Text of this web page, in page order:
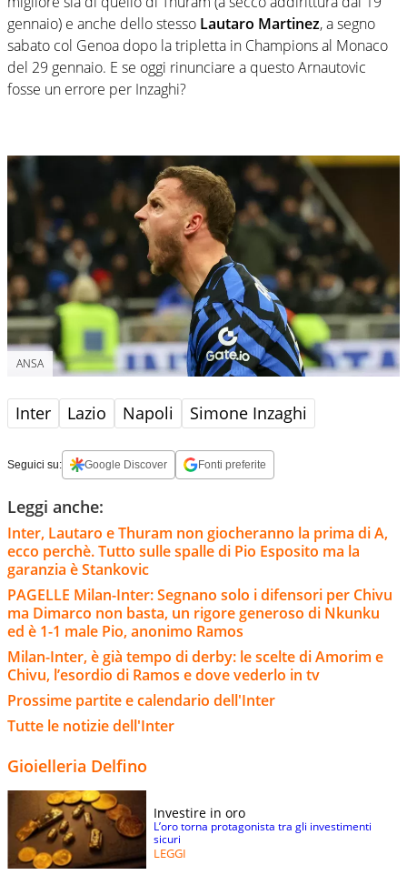
gennaio) e anche dello stesso Lautaro Martinez, a segno
sabato col Genoa dopo la tripletta in Champions al Monaco
del 29 gennaio. E se oggi rinunciare a questo Arnautovic
fosse un errore per Inzaghi?
ANSA
Inter Lazio Napoli Simone Inzaghi
Seguici su: Google Discover Fonti preferite
Leggi anche:
Inter, Lautaro e Thuram non giocheranno la prima di A,
ecco perchè. Tutto sulle spalle di Pio Esposito ma la
garanzia è Stankovic
PAGELLE Milan-Inter: Segnano solo i difensori per Chivu
ma Dimarco non basta, un rigore generoso di Nkunku
ed è 1-1 male Pio, anonimo Ramos
Milan-Inter, è già tempo di derby: le scelte di Amorim e
Chivu, l’esordio di Ramos e dove vederlo in tv
Prossime partite e calendario dell'Inter
Tutte le notizie dell'Inter
Gioielleria Delfino
Investire in oro
L’oro torna protagonista tra gli investimenti
sicuri
LEGGI